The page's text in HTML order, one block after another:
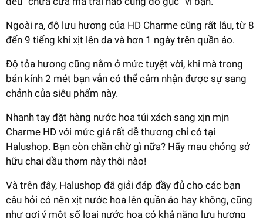
Ngoài ra, độ lưu hương của HD Charme cũng rất lâu, từ 8
đến 9 tiếng khi xịt lên da và hơn 1 ngày trên quần áo.
Độ tỏa hương cũng nằm ở mức tuyệt vời, khi mà trong
bán kính 2 mét bạn vẫn có thể cảm nhận được sự sang
chảnh của siêu phẩm này.
Nhanh tay đặt hàng nước hoa túi xách sang xịn mịn
Charme HD với mức giá rất dễ thương chỉ có tại
Halushop. Bạn còn chần chờ gì nữa? Hãy mau chóng sở
hữu chai dầu thơm này thôi nào!
Và trên đây, Halushop đã giải đáp đầy đủ cho các bạn
câu hỏi có nên xịt nước hoa lên quần áo hay không, cũng
như gợi ý một số loại nước hoa có khả năng lưu hương